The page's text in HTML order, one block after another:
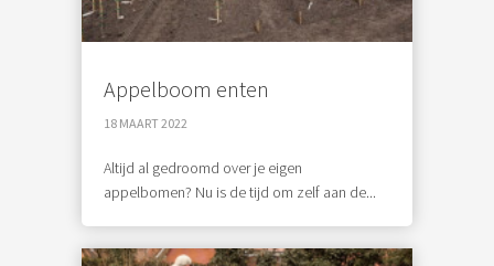
Appelboom enten
18 MAART 2022
Altijd al gedroomd over je eigen
appelbomen? Nu is de tijd om zelf aan de...